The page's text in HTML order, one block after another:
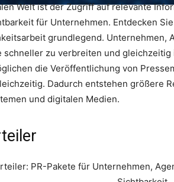
Welt ist der Zugriff auf relevante
für Unternehmen. Entdecken
grundlegend. Unternehmen,
schneller zu verbreiten und
die Veröffentlichung von
Dadurch entstehen größere
und digitalen Medien.